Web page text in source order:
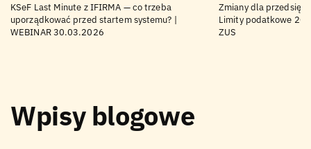
KSeF Last Minute z IFIRMA — co trzeba
uporządkować przed startem systemu? |
WEBINAR 30.03.2026
Zmiany dla
Limity podatkowe
ZUS
Wpisy blogowe